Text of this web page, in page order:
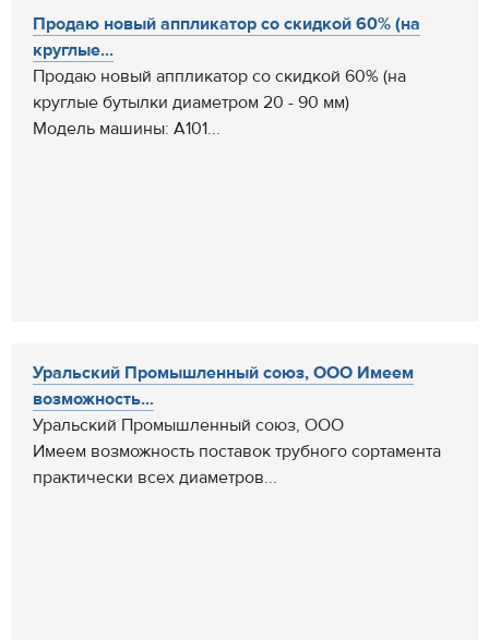
Продаю новый аппликатор со скидкой 60% (на
круглые...
Продаю новый аппликатор со скидкой 60% (на
круглые бутылки диаметром 20 - 90 мм)
Модель машины: A101...
Уральский Промышленный союз, ООО Имеем
возможность...
Уральский Промышленный союз, ООО
Имеем возможность поставок трубного сортамента
практически всех диаметров...